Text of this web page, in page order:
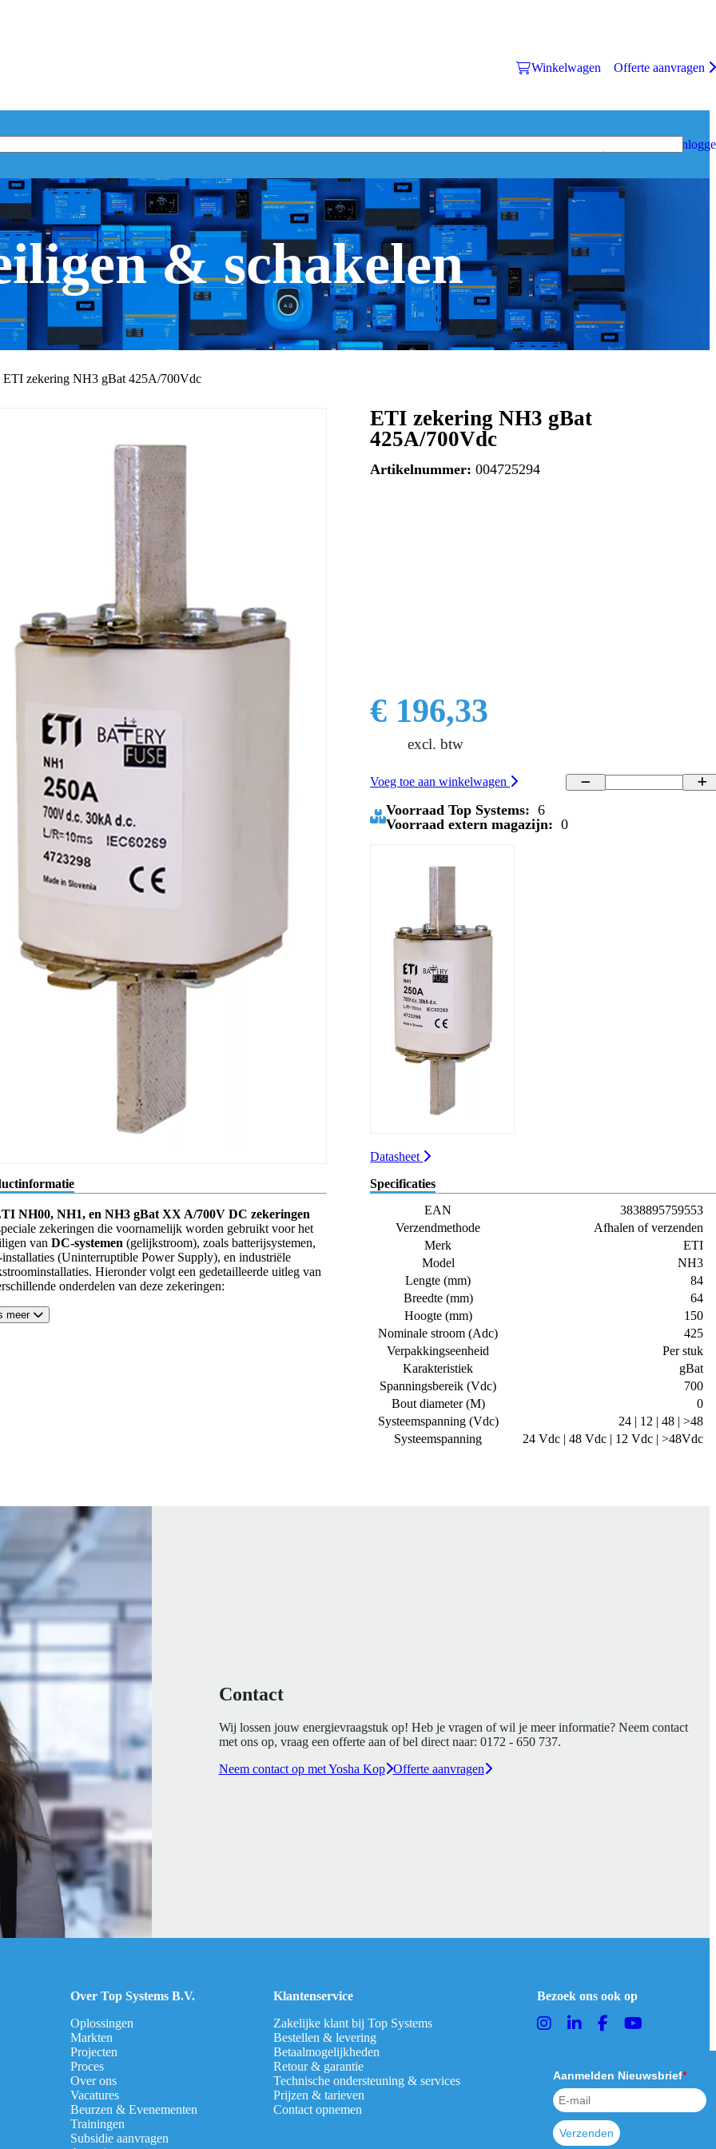
Winkelwagen Offerte aanvragen
& schakelen
ETI zekering NH3 gBat 425A/700Vdc
ETI zekering NH3 gBat
425A/700Vdc
Artikelnummer: 004725294
€ 196,33
excl. btw
Voeg toe aan winkelwagen
Voorraad Top Systems: 6
Voorraad extern magazijn: 0
Datasheet
NH00, NH1, en NH3 gBat XX A/700V DC zekeringen
zekeringen die voornamelijk worden gebruikt voor het
vanDC-systemen (gelijkstroom), zoals batterijsystemen,
(Uninterruptible Power Supply), en industriële
Hieronder volgt een gedetailleerde uitleg van
onderdelen van deze zekeringen:
meer
Specificaties
EAN
3838895759553
Verzendmethode
Afhalen of verzenden
Merk
ETI
Model
NH3
Lengte (mm)
84
Breedte (mm)
64
Hoogte (mm)
150
Nominale stroom (Adc)
425
Verpakkingseenheid
Per stuk
Karakteristiek
gBat
Spanningsbereik (Vdc)
700
Bout diameter (M)
0
Systeemspanning (Vdc)
24 | 12 | 48 | >48
Systeemspanning
24 Vdc | 48 Vdc | 12 Vdc | >48Vdc
Contact
Wij lossen jouw energievraagstuk op! Heb je vragen of wil je meer informatie? Neem contact
met ons op, vraag een offerte aan of bel direct naar: 0172 - 650 737.
Neem contact op met Yosha Kop Offerte aanvragen
Over Top Systems B.V.
Oplossingen
Markten
Projecten
Proces
Over ons
Vacatures
Beurzen & Evenementen
Trainingen
Subsidie aanvragen
Klantenservice
Zakelijke klant bij Top Systems
Bestellen & levering
Betaalmogelijkheden
Retour & garantie
Technische ondersteuning & services
Prijzen & tarieven
Contact opnemen
Bezoek ons ook op
Aanmelden Nieuwsbrief*
Verzenden